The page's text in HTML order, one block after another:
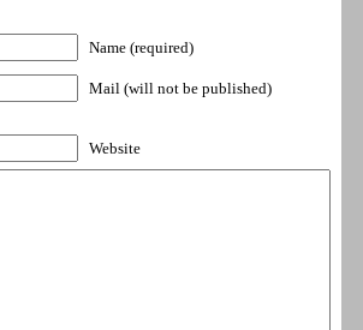
Name (required)
Mail (will not be published)
Website